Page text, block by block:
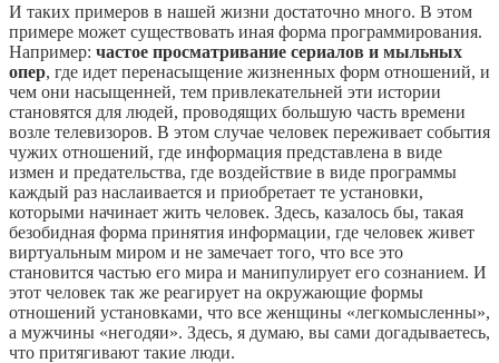
И таких примеров в нашей жизни достаточно много. В этом
примере может существовать иная форма программирования.
Например: частое просматривание сериалов и мыльных
опер, где идет перенасыщение жизненных форм отношений, и
чем они насыщенней, тем привлекательней эти истории
становятся для людей, проводящих большую часть времени
возле телевизоров. В этом случае человек переживает события
чужих отношений, где информация представлена в виде
измен и предательства, где воздействие в виде программы
каждый раз наслаивается и приобретает те установки,
которыми начинает жить человек. Здесь, казалось бы, такая
безобидная форма принятия информации, где человек живет
виртуальным миром и не замечает того, что все это
становится частью его мира и манипулирует его сознанием. И
этот человек так же реагирует на окружающие формы
отношений установками, что все женщины «легкомысленны»,
а мужчины «негодяи». Здесь, я думаю, вы сами догадываетесь,
что притягивают такие люди.